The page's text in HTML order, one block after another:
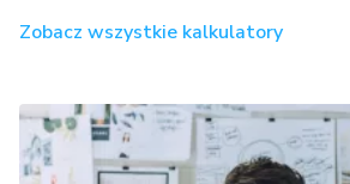
Zobacz wszystkie kalkulatory